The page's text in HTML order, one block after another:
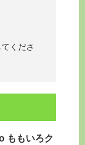
てくださ
ももいろク